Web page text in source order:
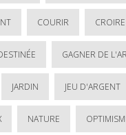
COURIR
GAGNER DE
JARDIN JEU D'ARGENT
NATURE